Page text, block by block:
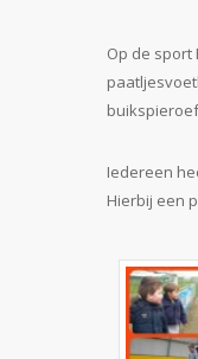
Op de sport
Iedereen
Hierbij een